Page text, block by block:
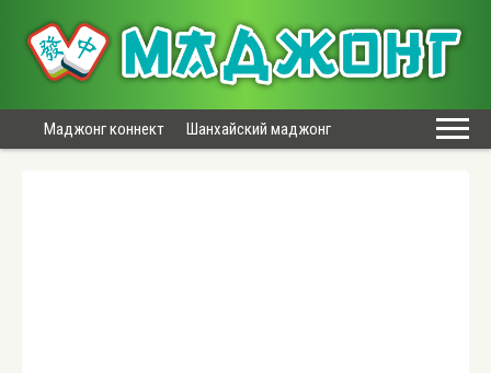
Маджонг коннект Шанхайский маджонг